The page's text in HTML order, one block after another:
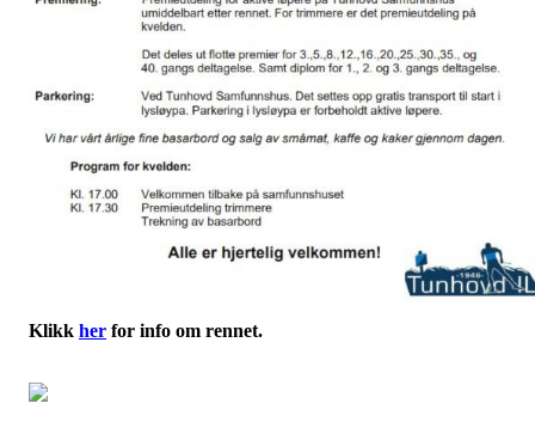
Klikk her for info om rennet.